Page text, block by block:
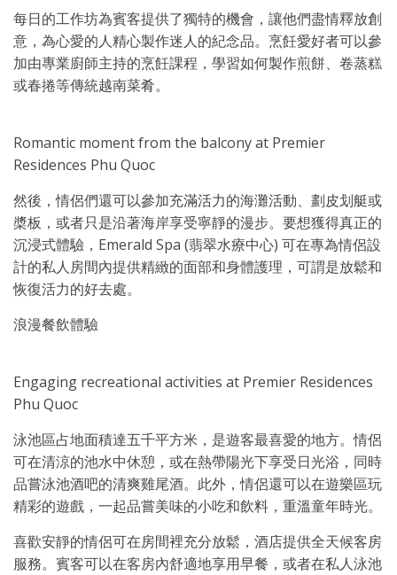
每日的工作坊為賓客提供了獨特的機會，讓他們盡情釋放創
意，為心愛的人精心製作迷人的紀念品。烹飪愛好者可以參
加由專業廚師主持的烹飪課程，學習如何製作煎餅、卷蒸糕
或春捲等傳統越南菜肴。
Romantic moment from the balcony at Premier
Residences Phu Quoc
然後，情侶們還可以參加充滿活力的海灘活動、劃皮划艇或
槳板，或者只是沿著海岸享受寧靜的漫步。要想獲得真正的
沉浸式體驗，Emerald Spa (翡翠水療中心) 可在專為情侶設
計的私人房間內提供精緻的面部和身體護理，可謂是放鬆和
恢復活力的好去處。
浪漫餐飲體驗
Engaging recreational activities at Premier Residences
Phu Quoc
泳池區占地面積達五千平方米，是遊客最喜愛的地方。情侶
可在清涼的池水中休憩，或在熱帶陽光下享受日光浴，同時
品嘗泳池酒吧的清爽雞尾酒。此外，情侶還可以在遊樂區玩
精彩的遊戲，一起品嘗美味的小吃和飲料，重溫童年時光。
喜歡安靜的情侶可在房間裡充分放鬆，酒店提供全天候客房
服務。賓客可以在客房內舒適地享用早餐，或者在私人泳池